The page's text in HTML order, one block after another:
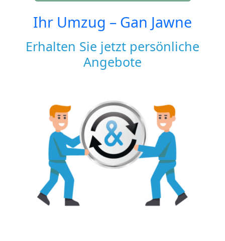
Ihr Umzug – Gan Jawne
Erhalten Sie jetzt persönliche
Angebote